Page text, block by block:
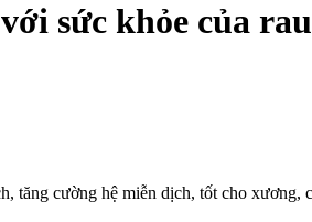
sức khỏe của
tăng cường hệ miễn dịch, tốt cho xương,